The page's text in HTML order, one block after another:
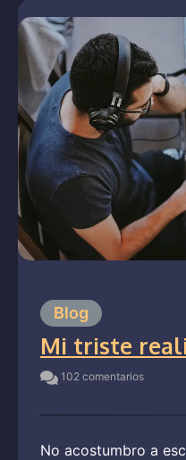
Blog
Mi triste
102 comentarios
No acostumbro a